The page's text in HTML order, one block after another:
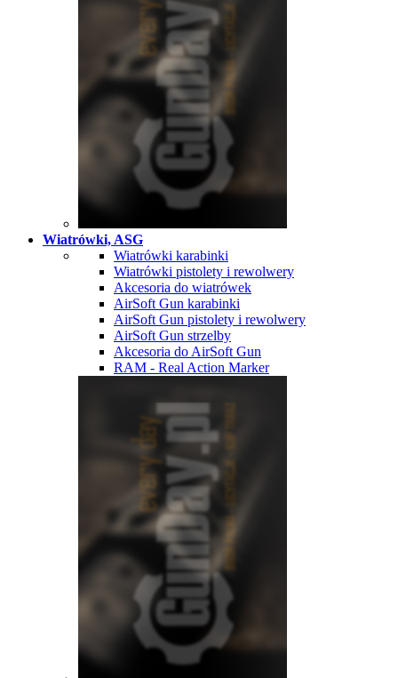
Wiatrówki, ASG
Wiatrówki karabinki
Wiatrówki pistolety i rewolwery
Akcesoria do wiatrówek
AirSoft Gun karabinki
AirSoft Gun pistolety i rewolwery
AirSoft Gun strzelby
Akcesoria do AirSoft Gun
RAM - Real Action Marker